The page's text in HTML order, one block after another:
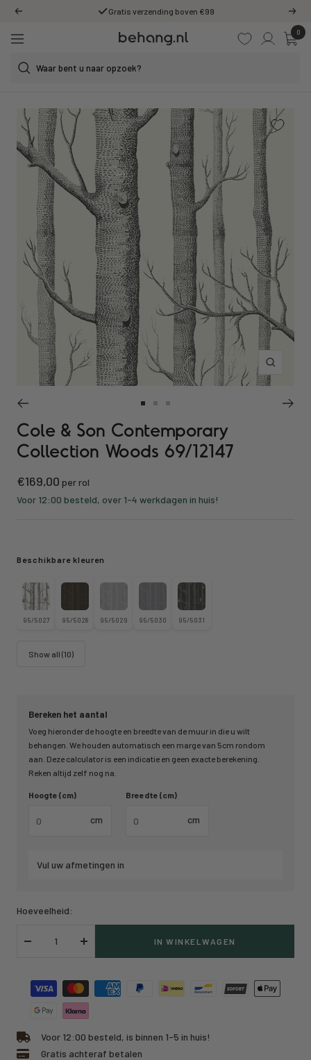
naar
content
Vorige Gratis verzending boven €99
0
Behang.nl
Navigatie
Inzoomen
naar
slide
1
naar
slide
2
naar
slide
3
Cole & Son Contemporary
Collection Woods 69/12147
Kortings
prijs
€169,00 per rol
Voor 12:00 besteld, over 1-4 werkdagen in huis!
Bereken het aantal
Voeg hieronder de hoogte en breedte van de muur in die u wilt
behangen. We houden automatisch een marge van 5cm rondom
aan. Deze calculator is een indicatie en geen exacte berekening.
Reken altijd zelf nog na.
Hoogte (cm)
cm
Breedte (cm)
cm
Vul uw afmetingen in
Beschikbare kleuren
95/5027 95/5028 95/5029 95/5030 95/5031
Show all (10)
Hoeveelheid:
Verlaag
Verhoog
IN WINKELWAGEN
Voor 12:00 besteld, is binnen 1-5 in huis!
Gratis achteraf betalen